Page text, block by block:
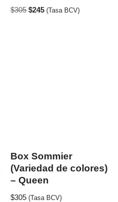
$305 $245 (Tasa BCV)
Box Sommier
(Variedad de colores)
– Queen
$305 (Tasa BCV)